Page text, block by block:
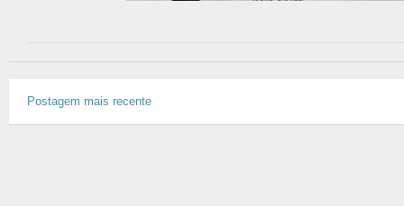
Postagem mais recente